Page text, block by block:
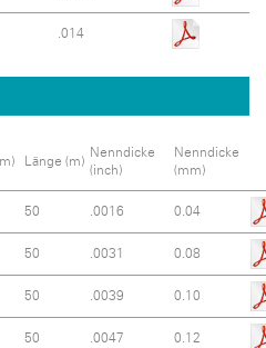
.014
Länge (m)
Nenndicke
(inch)
Nenndicke
(mm)
50 .0016 0.04
50 .0031 0.08
50 .0039 0.10
50 .0047 0.12